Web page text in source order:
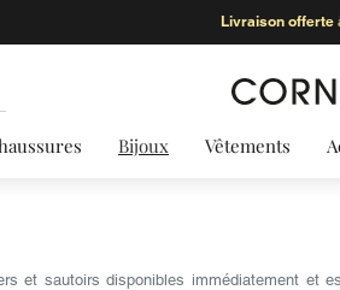
Livraison offerte
Bijoux Vêtements
et sautoirs disponibles immédiatement et